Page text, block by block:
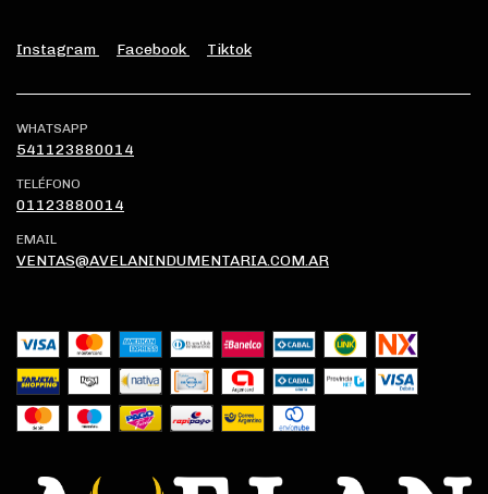
Instagram Facebook Tiktok
WHATSAPP
541123880014
TELÉFONO
01123880014
EMAIL
VENTAS@AVELANINDUMENTARIA.COM.AR